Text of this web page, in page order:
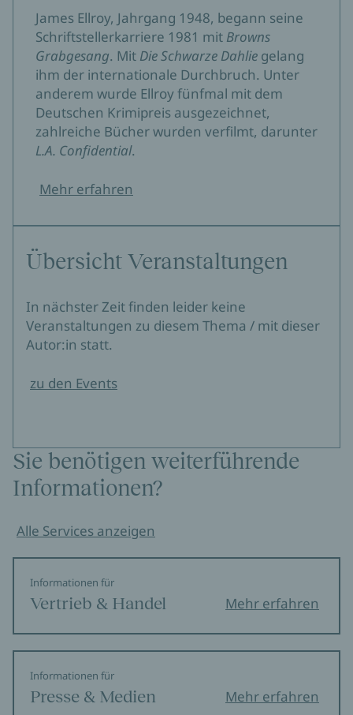
James Ellroy, Jahrgang 1948, begann seine
Schriftstellerkarriere 1981 mit Browns
Grabgesang. Mit Die Schwarze Dahlie gelang
ihm der internationale Durchbruch. Unter
anderem wurde Ellroy fünfmal mit dem
Deutschen Krimipreis ausgezeichnet,
zahlreiche Bücher wurden verfilmt, darunter
L.A. Confidential.
Mehr erfahren
Übersicht Veranstaltungen
In nächster Zeit finden leider keine
Veranstaltungen zu diesem Thema / mit dieser
Autor:in statt.
zu den Events
Sie benötigen weiterführende
Informationen?
Alle Services anzeigen
Informationen für
Vertrieb & Handel Mehr erfahren
Informationen für
Presse & Medien Mehr erfahren